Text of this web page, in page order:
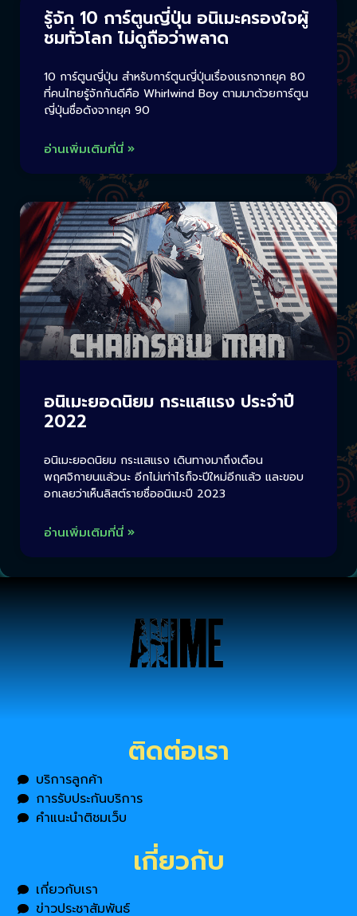
รู้จัก 10 การ์ตูนญี่ปุ่น อนิเมะครองใจผู้
ชมทั่วโลก ไม่ดูถือว่าพลาด
10 การ์ตูนญี่ปุ่น สำหรับการ์ตูนญี่ปุ่นเรื่องแรกจากยุค 80
ที่คนไทยรู้จักกันดีคือ Whirlwind Boy ตามมาด้วยการ์ตูน
ญี่ปุ่นชื่อดังจากยุค 90
อ่านเพิ่มเติมที่นี่ »
อนิเมะยอดนิยม กระแสแรง ประจำปี
2022
อนิเมะยอดนิยม กระแสแรง เดินทางมาถึงเดือน
พฤศจิกายนแล้วนะ อีกไม่เท่าไรก็จะปีใหม่อีกแล้ว และขอบ
อกเลยว่าเห็นลิสต์รายชื่ออนิเมะปี 2023
อ่านเพิ่มเติมที่นี่ »
ติดต่อเรา
บริการลูกค้า
การรับประกันบริการ
คำแนะนำติชมเว็บ
เกี่ยวกับ
เกี่ยวกับเรา
ข่าวประชาสัมพันธ์